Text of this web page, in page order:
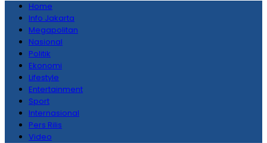
Home
Info Jakarta
Megapolitan
Nasional
Politik
Ekonomi
Lifestyle
Entertainment
Sport
Internasional
Pers Rilis
Video